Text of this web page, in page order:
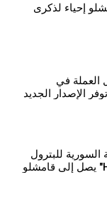
إحياء لذكرى
في
الإصدار الجديد
للبترول